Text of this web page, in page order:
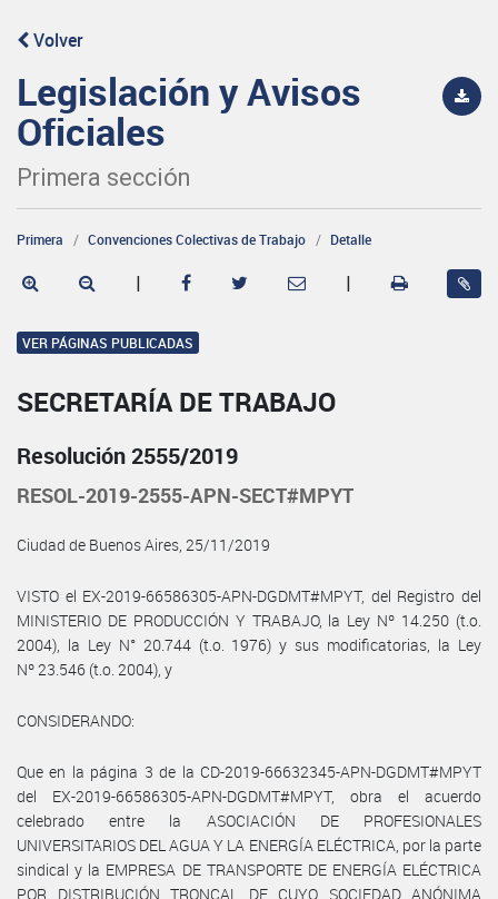
Volver
Legislación y Avisos
Oficiales
Primera sección
Primera Convenciones Colectivas de Trabajo Detalle
| |
VER PÁGINAS PUBLICADAS
SECRETARÍA DE TRABAJO
Resolución 2555/2019
RESOL-2019-2555-APN-SECT#MPYT
Ciudad de Buenos Aires, 25/11/2019
VISTO el EX-2019-66586305-APN-DGDMT#MPYT, del Registro del
MINISTERIO DE PRODUCCIÓN Y TRABAJO, la Ley Nº 14.250 (t.o.
2004), la Ley N° 20.744 (t.o. 1976) y sus modificatorias, la Ley
Nº 23.546 (t.o. 2004), y
CONSIDERANDO:
Que en la página 3 de la CD-2019-66632345-APN-DGDMT#MPYT
del EX-2019-66586305-APN-DGDMT#MPYT, obra el acuerdo
celebrado entre la ASOCIACIÓN DE PROFESIONALES
UNIVERSITARIOS DEL AGUA Y LA ENERGÍA ELÉCTRICA, por la parte
sindical y la EMPRESA DE TRANSPORTE DE ENERGÍA ELÉCTRICA
POR DISTRIBUCIÓN TRONCAL DE CUYO SOCIEDAD ANÓNIMA